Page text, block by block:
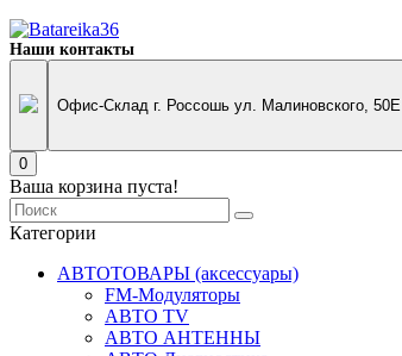
Наши контакты
Офис-Склад г. Россошь ул. Малиновского, 50Е
0
Ваша корзина пуста!
Категории
АВТОТОВАРЫ (аксессуары)
FM-Модуляторы
АВТО TV
АВТО АНТЕННЫ